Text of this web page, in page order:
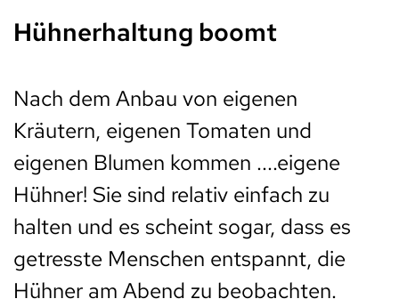
Hühnerhaltung boomt
Nach dem Anbau von eigenen
Kräutern, eigenen Tomaten und
eigenen Blumen kommen ....eigene
Hühner! Sie sind relativ einfach zu
halten und es scheint sogar, dass es
getresste Menschen entspannt, die
Hühner am Abend zu beobachten.